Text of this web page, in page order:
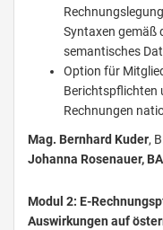
Syntaxen gemäß
semantisches
Option für
Berichtspflichten
Rechnungen
Mag. Bernhard Kuder,
Johanna Rosenauer, BA
Modul 2: E-
Auswirkungen auf